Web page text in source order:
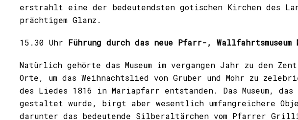
erstrahlt eine der bedeutendsten gotischen Kirchen des
prächtigem Glanz.
15.30 Uhr Führung durch das neue Pfarr-,
Natürlich gehörte das Museum im vergangen Jahr zu den
Orte, um das Weihnachtslied von Gruber und Mohr zu
des Liedes 1816 in Mariapfarr entstanden. Das Museum,
gestaltet wurde, birgt aber wesentlich umfangreichere
darunter das bedeutende Silberaltärchen vom Pfarrer